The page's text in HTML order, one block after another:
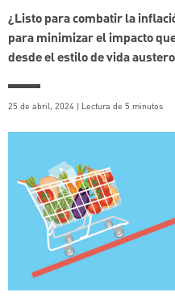
¿Listo para combatir la
para minimizar el impacto
desde el estilo de vida
25 de abril, 2024 | Lectura de 5 minutos